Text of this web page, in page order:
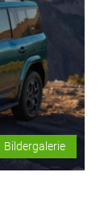
Bildergalerie